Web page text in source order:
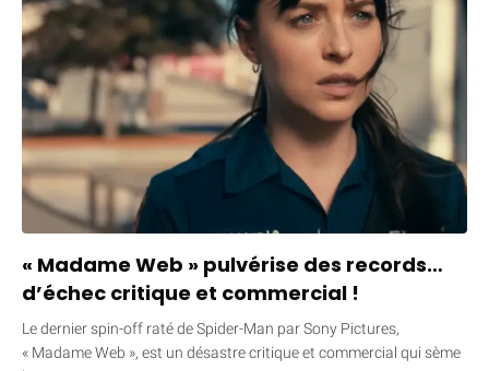
« Madame Web » pulvérise des records…
d’échec critique et commercial !
Le dernier spin-off raté de Spider-Man par Sony Pictures,
« Madame Web », est un désastre critique et commercial qui sème